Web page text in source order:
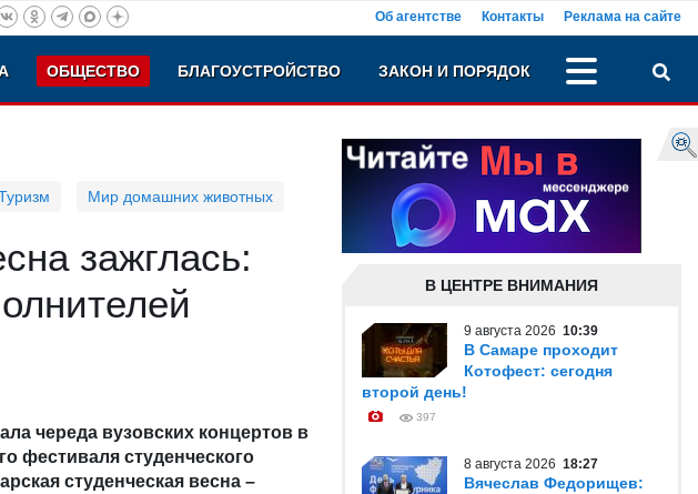
Об агентстве Контакты Реклама на сайте
ОБЩЕСТВО БЛАГОУСТРОЙСТВО ЗАКОН И ПОРЯДОК
Мир домашних животных
зажглась:
череда вузовских концертов в
фестиваля студенческого
студенческая весна –
В ЦЕНТРЕ ВНИМАНИЯ
9 августа 2026 10:39
В Самаре проходит
Котофест: сегодня
второй день!
397
8 августа 2026 18:27
Вячеслав Федорищев: